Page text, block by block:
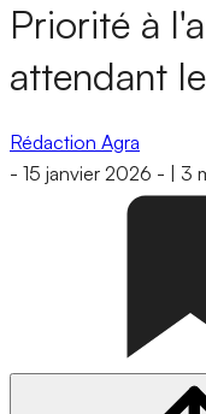
Priorité à
attendant
Rédaction Agra
- 15 janvier 2026 - 3